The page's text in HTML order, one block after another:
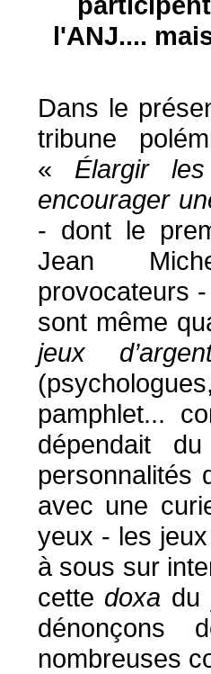
l'ANJ....
Dans le
tribune
« Élargir
encourager
- dont le
Jean
provocateurs
sont même
jeux
pamphlet...
dépendait
personnalités
avec une
yeux - les
à sous sur
cette doxa du
dénonçons
nombreuses